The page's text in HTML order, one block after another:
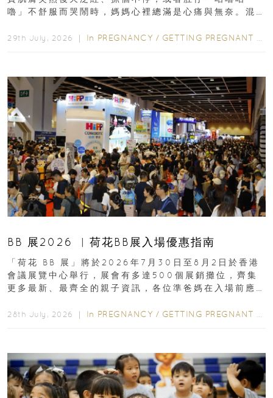
嚕」不舒服而哭鬧時，媽媽心裡總滿是心痛與無奈。混
29th July, 2026 ｜ In PREGNANCY / GETTING PREGNANT
BB 展2026 ︳荷花BB展入場優惠指南
「荷花 BB 展」將於2026年7月30日至8月2日於香港
會議展覽中心舉行，展會有多達500個展銷攤位，齊集
更多最新、最齊全的親子資訊，各位準爸媽在入場前應
28th July, 2026 ｜ In PREGNANCY / GETTING PREGNANT